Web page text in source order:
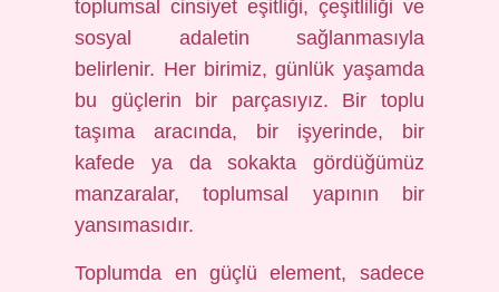
toplumsal cinsiyet eşitliği, çeşitliliği ve
sosyal adaletin sağlanmasıyla
belirlenir. Her birimiz, günlük yaşamda
bu güçlerin bir parçasıyız. Bir toplu
taşıma aracında, bir işyerinde, bir
kafede ya da sokakta gördüğümüz
manzaralar, toplumsal yapının bir
yansımasıdır.
Toplumda en güçlü element, sadece